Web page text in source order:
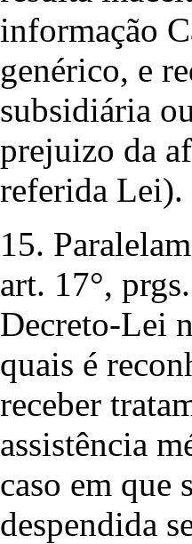
informação
genérico, e
subsidiária
prejuizo da
referida Lei).
15.
art. 17°,
Decreto-Lei
quais é
receber
assistência
caso em que
despendida